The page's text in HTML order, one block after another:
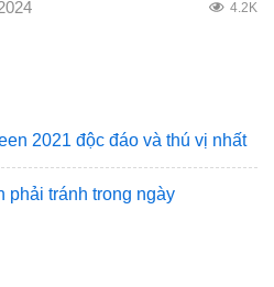
4.2K
2021 độc đáo và thú vị nhất
phải tránh trong ngày